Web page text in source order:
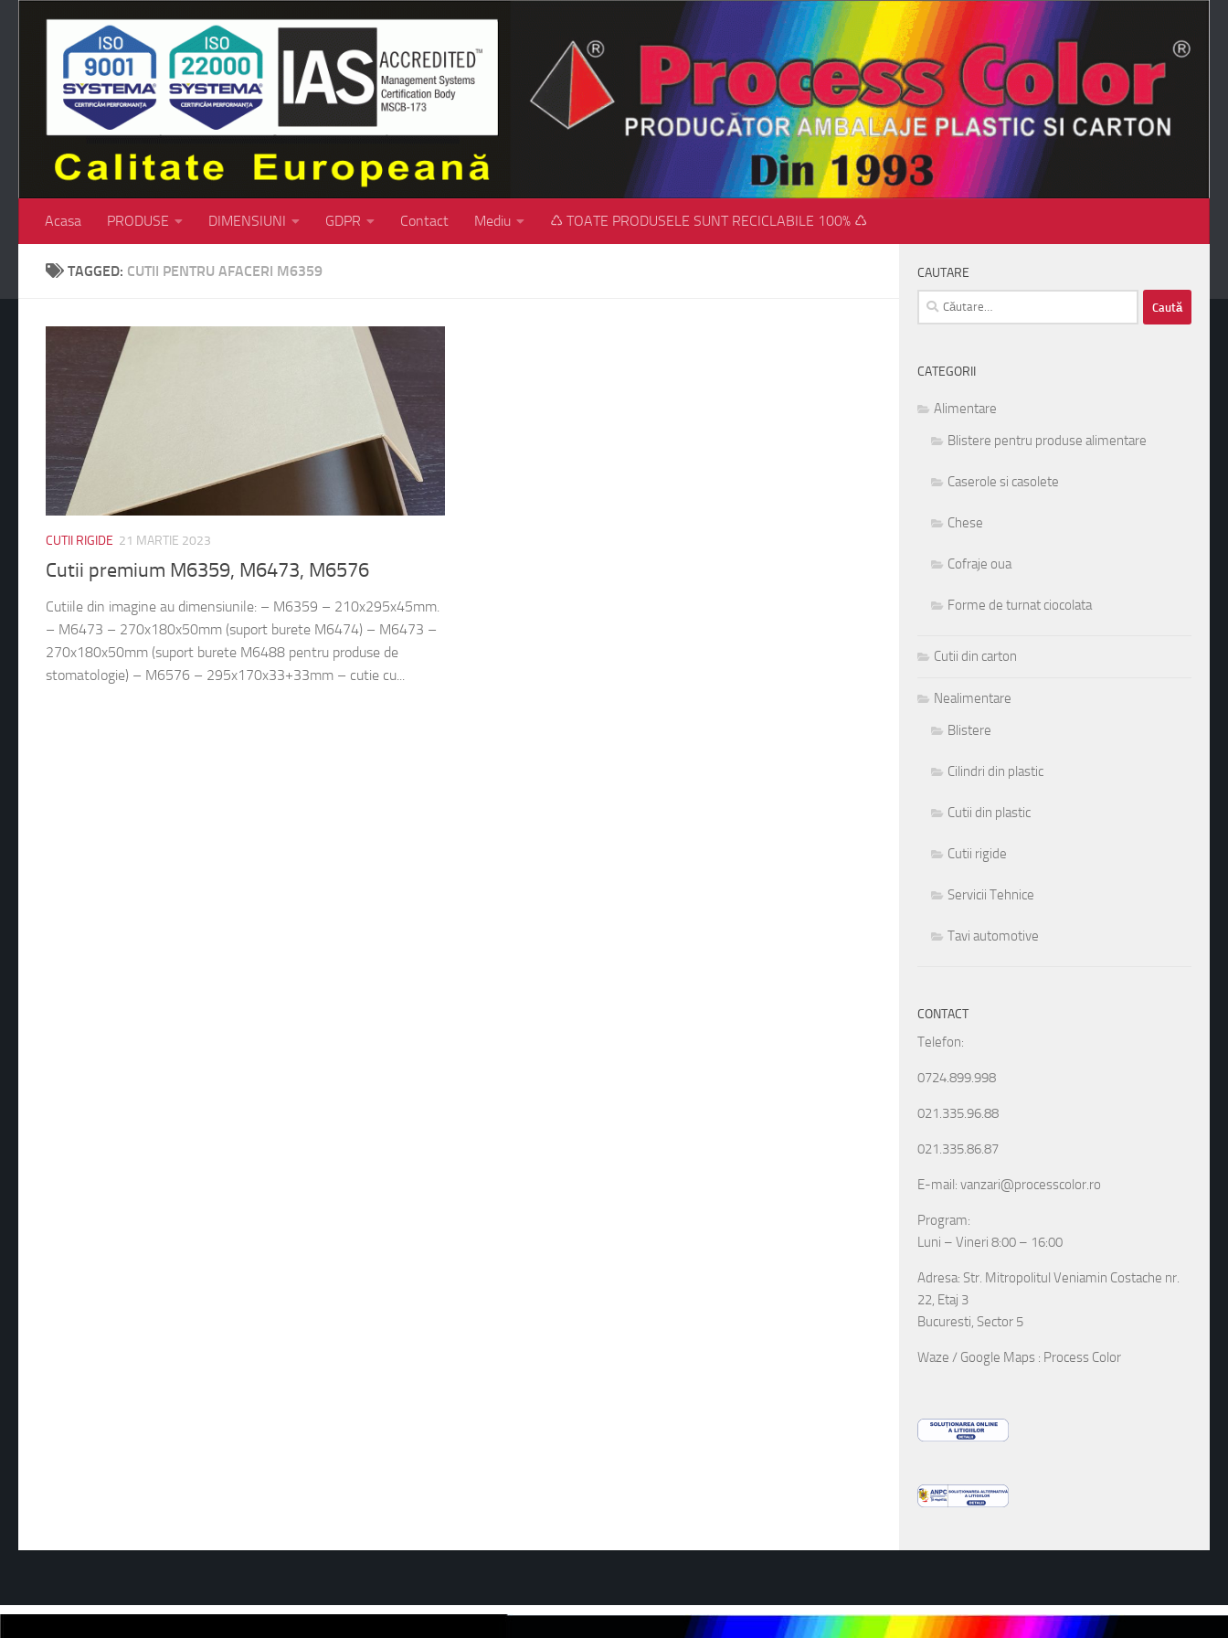
Skip to content
Acasa PRODUSE DIMENSIUNI GDPR Contact Mediu ♺ TOATE PRODUSELE SUNT RECICLABILE 100% ♺
TAGGED: CUTII PENTRU AFACERI M6359
CUTII RIGIDE 21 MARTIE 2023
Cutii premium M6359, M6473, M6576
Cutiile din imagine au dimensiunile: – M6359 – 210x295x45mm.
– M6473 – 270x180x50mm (suport burete M6474) – M6473 –
270x180x50mm (suport burete M6488 pentru produse de
stomatologie) – M6576 – 295x170x33+33mm – cutie cu...
CAUTARE
Caută
după:
CATEGORII
Alimentare
Blistere pentru produse alimentare
Caserole si casolete
Chese
Cofraje oua
Forme de turnat ciocolata
Cutii din carton
Nealimentare
Blistere
Cilindri din plastic
Cutii din plastic
Cutii rigide
Servicii Tehnice
Tavi automotive
CONTACT
Telefon:
0724.899.998
021.335.96.88
021.335.86.87
E-mail: vanzari@processcolor.ro
Program:
Luni – Vineri 8:00 – 16:00
Adresa: Str. Mitropolitul Veniamin Costache nr.
22, Etaj 3
Bucuresti, Sector 5
Waze / Google Maps : Process Color